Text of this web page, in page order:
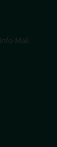
Mail.